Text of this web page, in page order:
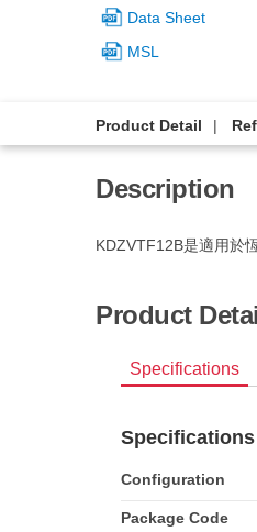
Data Sheet
MSL
Product Detail
Description
KDZVTF12B是適用於
Product
Specifications
Specifications
Configuration
Package Code